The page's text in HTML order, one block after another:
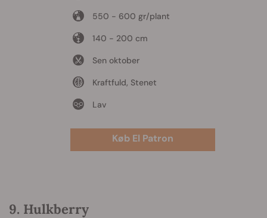
550 - 600 gr/plant
140 - 200 cm
Sen oktober
Kraftfuld, Stenet
Lav
Køb El Patron
9. Hulkberry